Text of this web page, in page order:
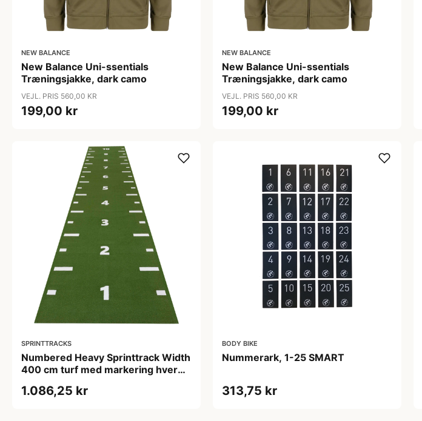
NEW BALANCE
New Balance Uni-ssentials
Træningsjakke, dark camo
VEJL. PRIS 560,00 KR
199,00 kr
NEW BALANCE
New Balance Uni-ssentials
Træningsjakke, dark camo
VEJL. PRIS 560,00 KR
199,00 kr
SPRINTTRACKS
Numbered Heavy Sprinttrack Width
400 cm turf med markering hver
1.086,25 kr
BODY BIKE
Nummerark, 1-25 SMART
313,75 kr